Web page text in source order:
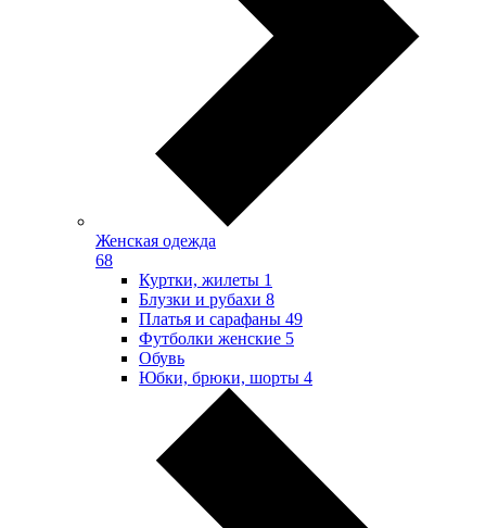
Женская одежда
68
Куртки, жилеты 1
Блузки и рубахи 8
Платья и сарафаны 49
Футболки женские 5
Обувь
Юбки, брюки, шорты 4